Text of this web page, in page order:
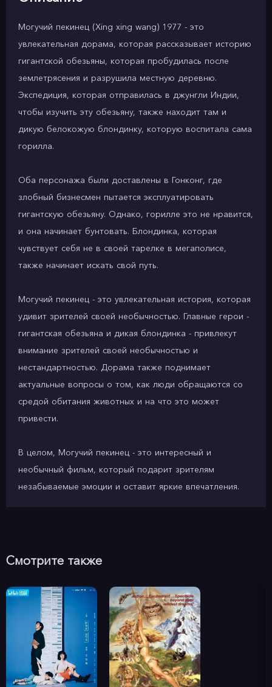
Могучий пекинец (Xing xing wang) 1977 - это
увлекательная дорама, которая рассказывает историю
гигантской обезьяны, которая пробудилась после
землетрясения и разрушила местную деревню.
Экспедиция, которая отправилась в джунгли Индии,
чтобы изучить эту обезьяну, также находит там и
дикую белокожую блондинку, которую воспитала сама
горилла.
Оба персонажа были доставлены в Гонконг, где
злобный бизнесмен пытается эксплуатировать
гигантскую обезьяну. Однако, горилле это не нравится,
и она начинает бунтовать. Блондинка, которая
чувствует себя не в своей тарелке в мегаполисе,
также начинает искать свой путь.
Могучий пекинец - это увлекательная история, которая
удивит зрителей своей необычностью. Главные герои -
гигантская обезьяна и дикая блондинка - привлекут
внимание зрителей своей необычностью и
нестандартностью. Дорама также поднимает
актуальные вопросы о том, как люди обращаются со
средой обитания животных и на что это может
привести.
В целом, Могучий пекинец - это интересный и
необычный фильм, который подарит зрителям
незабываемые эмоции и оставит яркие впечатления.
Смотрите также